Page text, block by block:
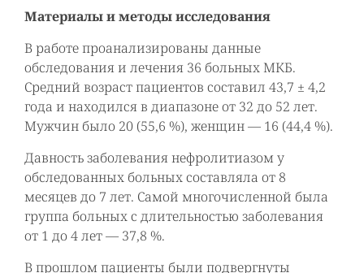
Материалы и методы исследования
В работе проанализированы данные
обследования и лечения 36 больных МКБ.
Средний возраст пациентов составил 43,7 ± 4,2
года и находился в диапазоне от 32 до 52 лет.
Мужчин было 20 (55,6 %), женщин — 16 (44,4 %).
Давность заболевания нефролитиазом у
обследованных больных составляла от 8
месяцев до 7 лет. Самой многочисленной была
группа больных с длительностью заболевания
от 1 до 4 лет — 37,8 %.
В прошлом пациенты были подвергнуты